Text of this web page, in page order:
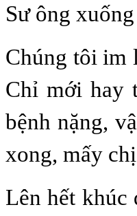
Sư ông
Chúng tôi im
Chỉ mới hay
bệnh nặng,
xong, mấy
Lên hết khúc